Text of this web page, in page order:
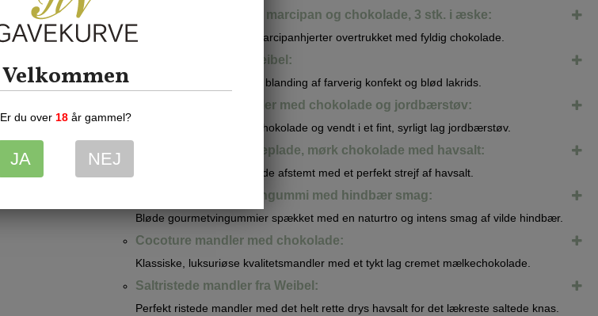
Cocoture hjerter med marcipan og chokolade, 3 stk. i æske:
Elegante og luksuriøse marcipanhjerter overtrukket med fyldig chokolade.
Lakridskonfekt fra Weibel:
Den elskede og klassiske blanding af farverig konfekt og blød lakrids.
En pose, 130g. mandler med chokolade og jordbærstøv:
Sprøde mandler svøbt i chokolade og vendt i et fint, syrligt lag jordbærstøv.
Simon Coll chokoladeplade, mørk chokolade med havsalt:
Sofistikeret mørk chokolade afstemt med et perfekt strejf af havsalt.
Cocoture vegansk vingummi med hindbær smag:
Bløde gourmetvingummier spækket med en naturtro og intens smag af vilde hindbær.
Cocoture mandler med chokolade:
Klassiske, luksuriøse kvalitetsmandler med et tykt lag cremet mælkechokolade.
Saltristede mandler fra Weibel:
Perfekt ristede mandler med det helt rette drys havsalt for det lækreste saltede knas.
Velkommen
Er du over 18 år gammel?
JA NEJ